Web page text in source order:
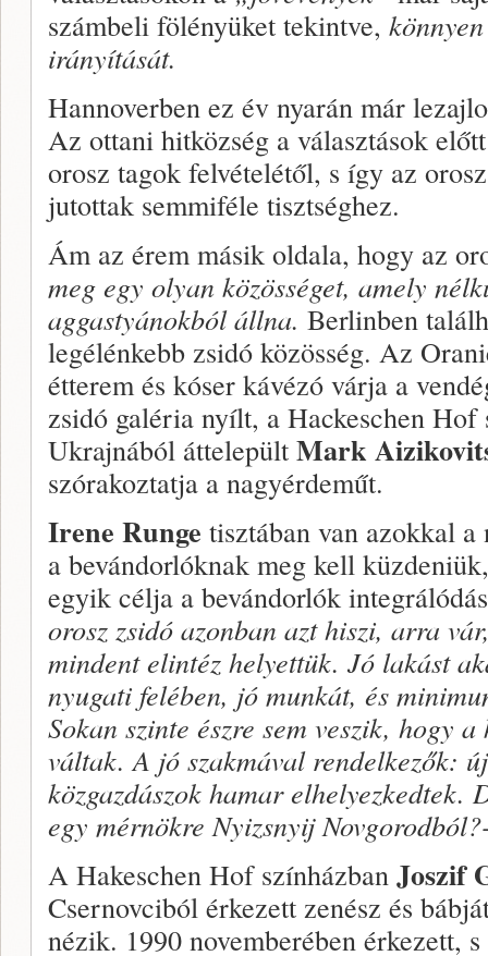
számbeli fölényüket tekintve,
irányítását.
Hannoverben ez év nyarán már
Az ottani hitközség a választások
orosz tagok felvételé­től, s így az
jutottak semmiféle tisztséghez.
Ám az érem másik oldala, hogy az
meg egy olyan közösséget, amely
aggastyánokból állna. Berlinben
legélén­kebb zsidó közösség. Az
étterem és kóser kávé­zó várja a
zsidó galéria nyílt, a Hackeschen Hof
Ukrajnából át­települt Mark
szórakoztatja a nagyérdeműt.
Irene Runge tisztában van azokkal a
a beván­dorlóknak meg kell
egyik célja a bevándor­lók
orosz zsidó azonban azt hiszi, arra
mindent elintéz helyettük. Jó lakást
nyugati felében, jó munkát, és
So­kan szinte észre sem veszik, hogy
váltak. A jó szakmával rendelkezők:
közgazdászok hamar el­helyezkedtek.
egy mérnökre Nyizsnyij
A Hakeschen Hof színházban Joszif
Csernovciból érkezett zenész és
nézik. 1990 novemberében érkezett,